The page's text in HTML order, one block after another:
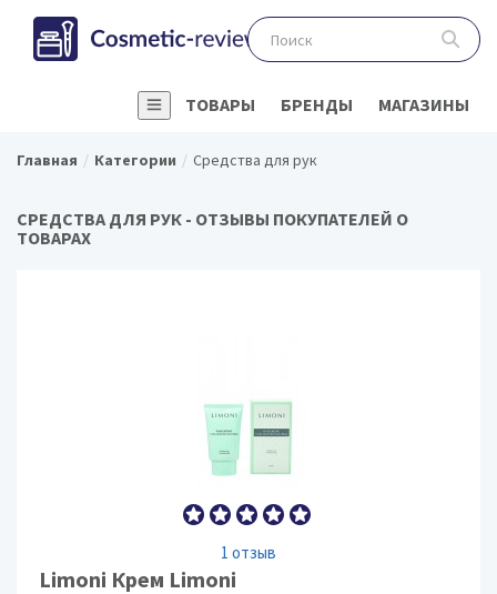
ТОВАРЫ БРЕНДЫ МАГАЗИНЫ
Главная Категории Средства для рук
СРЕДСТВА ДЛЯ РУК - ОТЗЫВЫ ПОКУПАТЕЛЕЙ О
ТОВАРАХ
1 отзыв
Limoni Крем Limoni